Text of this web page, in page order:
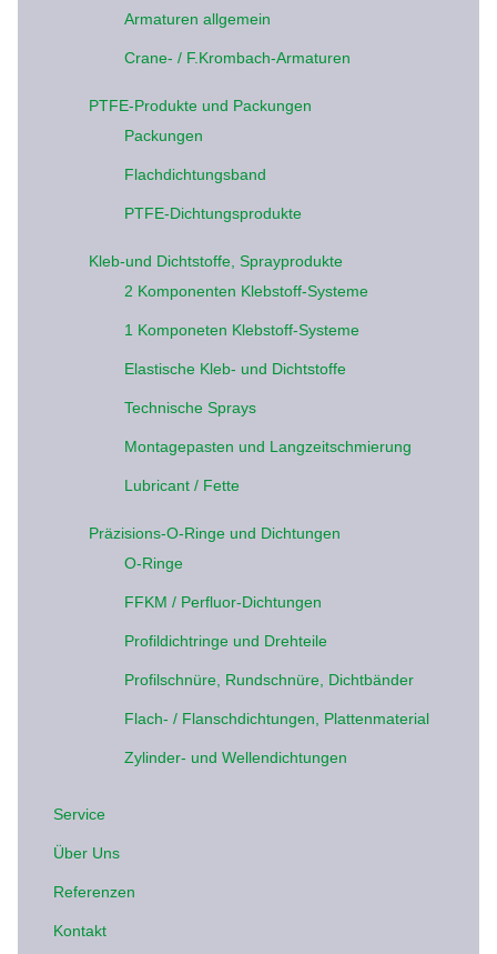
Armaturen allgemein
Crane- / F.Krombach-Armaturen
PTFE-Produkte und Packungen
Packungen
Flachdichtungsband
PTFE-Dichtungsprodukte
Kleb-und Dichtstoffe, Sprayprodukte
2 Komponenten Klebstoff-Systeme
1 Komponeten Klebstoff-Systeme
Elastische Kleb- und Dichtstoffe
Technische Sprays
Montagepasten und Langzeitschmierung
Lubricant / Fette
Präzisions-O-Ringe und Dichtungen
O-Ringe
FFKM / Perfluor-Dichtungen
Profildichtringe und Drehteile
Profilschnüre, Rundschnüre, Dichtbänder
Flach- / Flanschdichtungen, Plattenmaterial
Zylinder- und Wellendichtungen
Service
Über Uns
Referenzen
Kontakt